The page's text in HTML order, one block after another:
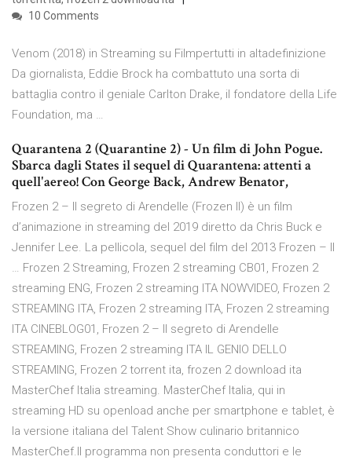
10 Comments
Venom (2018) in Streaming su Filmpertutti in altadefinizione
Da giornalista, Eddie Brock ha combattuto una sorta di
battaglia contro il geniale Carlton Drake, il fondatore della Life
Foundation, ma …
Quarantena 2 (Quarantine 2) - Un film di John Pogue.
Sbarca dagli States il sequel di Quarantena: attenti a
quell'aereo! Con George Back, Andrew Benator,
Frozen 2 – Il segreto di Arendelle (Frozen II) è un film
d’animazione in streaming del 2019 diretto da Chris Buck e
Jennifer Lee. La pellicola, sequel del film del 2013 Frozen – Il
… Frozen 2 Streaming, Frozen 2 streaming CB01, Frozen 2
streaming ENG, Frozen 2 streaming ITA NOWVIDEO, Frozen 2
STREAMING ITA, Frozen 2 streaming ITA, Frozen 2 streaming
ITA CINEBLOG01, Frozen 2 – Il segreto di Arendelle
STREAMING, Frozen 2 streaming ITA IL GENIO DELLO
STREAMING, Frozen 2 torrent ita, frozen 2 download ita
MasterChef Italia streaming. MasterChef Italia, qui in
streaming HD su openload anche per smartphone e tablet, è
la versione italiana del Talent Show culinario britannico
MasterChef.Il programma non presenta conduttori e le